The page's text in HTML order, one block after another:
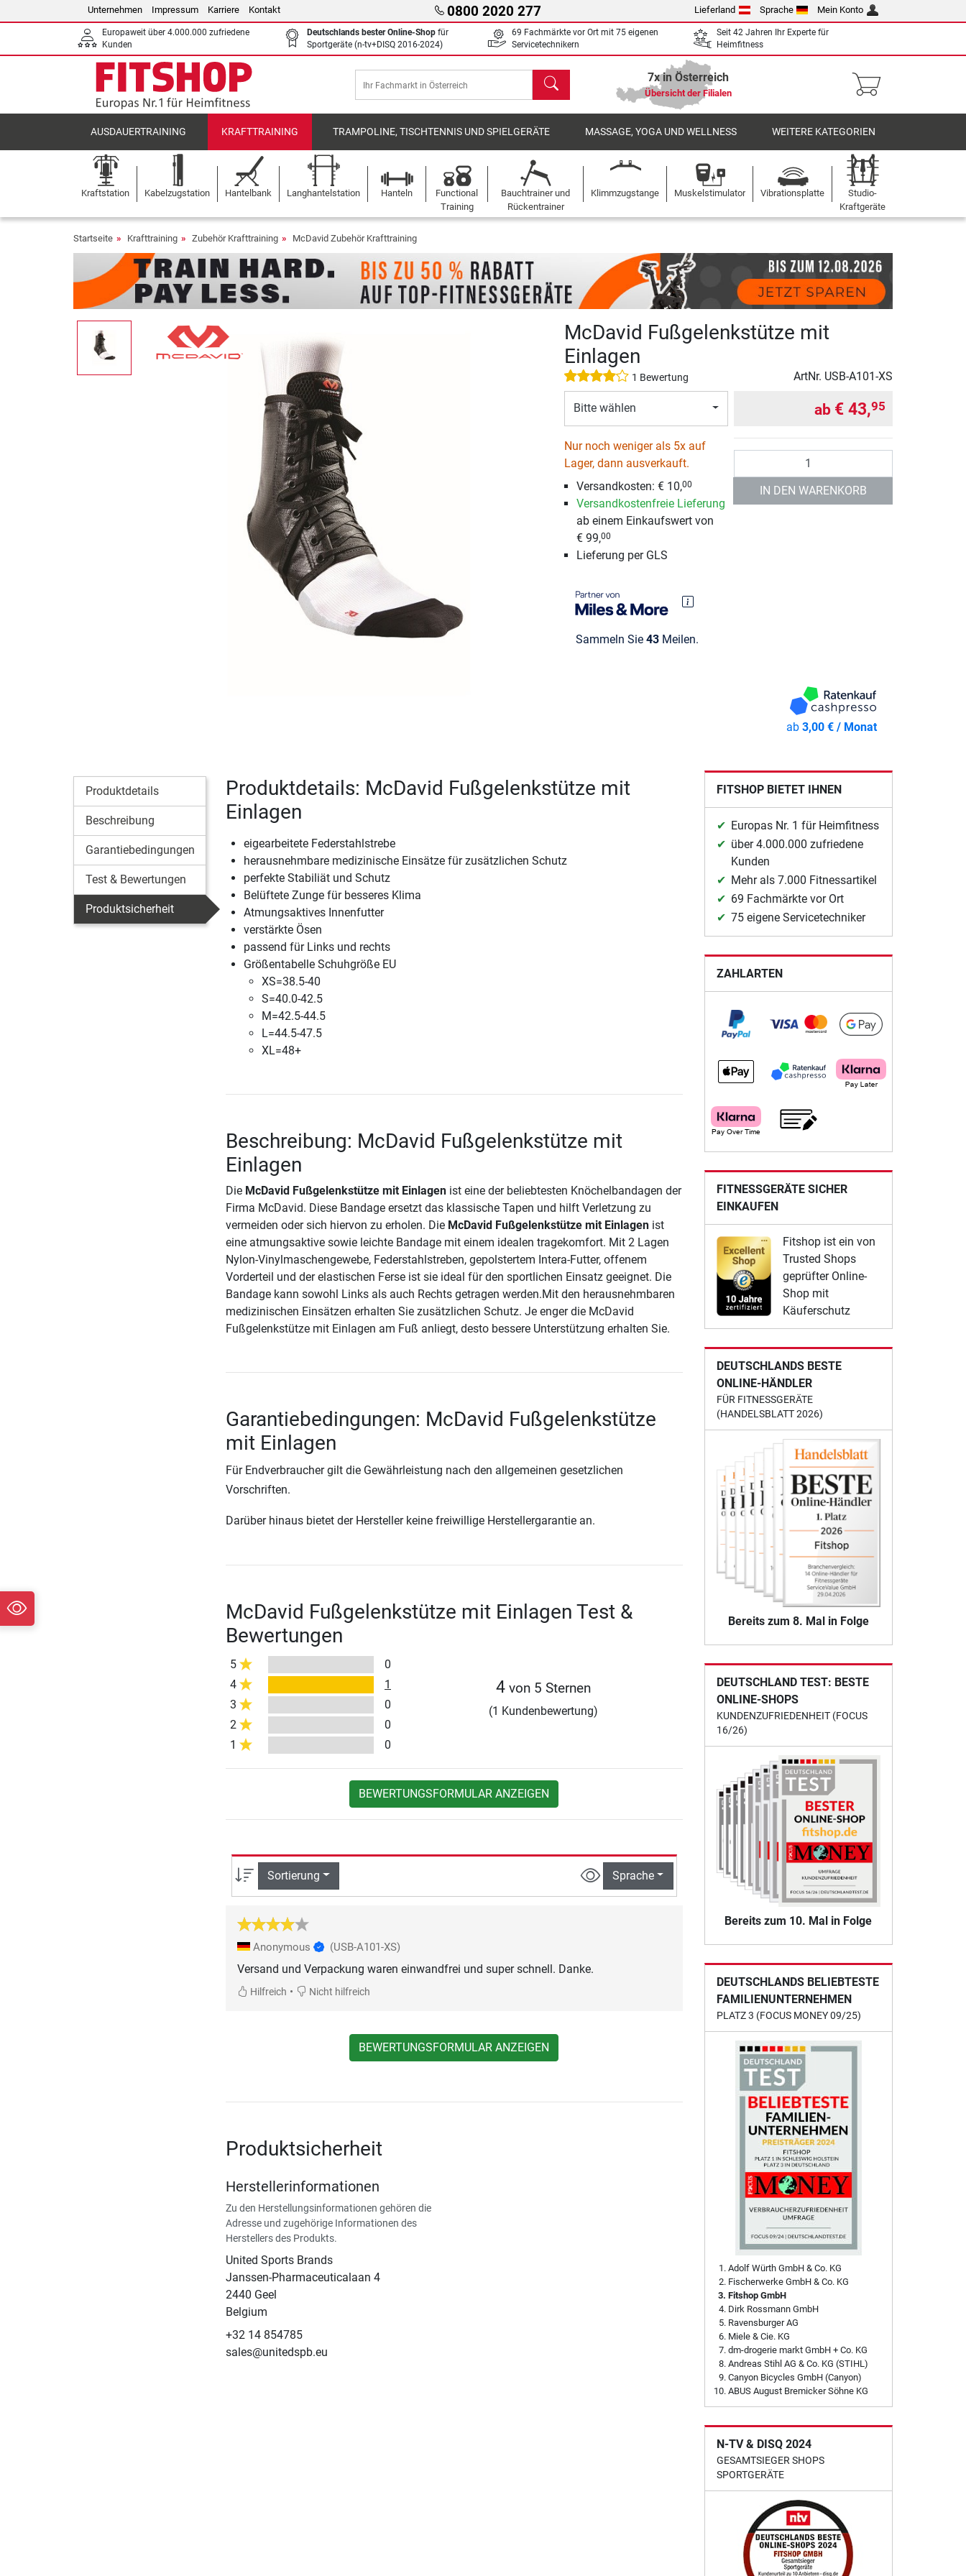
Unternehmen Impressum Karriere Kontakt 0800 2020 277 Lieferland Sprache Mein Konto
Europaweit über 4.000.000 zufriedene
Kunden
Deutschlands bester Online-Shop für
Sportgeräte (n-tv+DISQ 2016-2024)
69 Fachmärkte vor Ort mit 75 eigenen
Servicetechnikern
Seit 42 Jahren Ihr Experte für
Heimfitness
Suchen 7x in Österreich
Übersicht der Filialen
AUSDAUERTRAINING KRAFTTRAINING TRAMPOLINE, TISCHTENNIS UND SPIELGERÄTE MASSAGE, YOGA UND WELLNESS WEITERE KATEGORIEN
Kraftstation Kabelzugstation Hantelbank Langhantelstation Hanteln
Functional
Training
Bauchtrainer und
Rückentrainer
Klimmzugstange Muskelstimulator Vibrationsplatte
Studio-
Kraftgeräte
Startseite Krafttraining Zubehör Krafttraining McDavid Zubehör Krafttraining
McDavid Fußgelenkstütze mit
Einlagen
1 Bewertung ArtNr. USB-A101-XS
Bitte wählen
Nur noch weniger als 5x auf
Lager, dann ausverkauft.
Versandkosten: € 10,00
Versandkostenfreie Lieferung
ab einem Einkaufswert von
€ 99,00
Lieferung per GLS
Sammeln Sie 43Meilen.
ab € 43,95
IN DEN WARENKORB
ab3,00 € / Monat
Produktdetails
Beschreibung
Garantiebedingungen
Test & Bewertungen
Produktsicherheit
Produktdetails: McDavid Fußgelenkstütze mit
Einlagen
eigearbeitete Federstahlstrebe
herausnehmbare medizinische Einsätze für zusätzlichen Schutz
perfekte Stabiliät und Schutz
Belüftete Zunge für besseres Klima
Atmungsaktives Innenfutter
verstärkte Ösen
passend für Links und rechts
Größentabelle Schuhgröße EU
XS=38.5-40
S=40.0-42.5
M=42.5-44.5
L=44.5-47.5
XL=48+
Beschreibung: McDavid Fußgelenkstütze mit
Einlagen
Die McDavid Fußgelenkstütze mit Einlagenist eine der beliebtesten Knöchelbandagen der
Firma McDavid. Diese Bandage ersetzt das klassische Tapen und hilft Verletzung zu
vermeiden oder sich hiervon zu erholen. Die McDavid Fußgelenkstütze mit Einlagenist
eine atmungsaktive sowie leichte Bandage mit einem idealen tragekomfort. Mit 2 Lagen
Nylon-Vinylmaschengewebe, Federstahlstreben, gepolstertem Intera-Futter, offenem
Vorderteil und der elastischen Ferse ist sie ideal für den sportlichen Einsatz geeignet. Die
Bandage kann sowohl Links als auch Rechts getragen werden.Mit den herausnehmbaren
medizinischen Einsätzen erhalten Sie zusätzlichen Schutz. Je enger die McDavid
Fußgelenkstütze mit Einlagen am Fuß anliegt, desto bessere Unterstützung erhalten Sie.
Garantiebedingungen: McDavid Fußgelenkstütze
mit Einlagen
Für Endverbraucher gilt die Gewährleistung nach den allgemeinen gesetzlichen
Vorschriften.
Darüber hinaus bietet der Hersteller keine freiwillige Herstellergarantie an.
McDavid Fußgelenkstütze mit Einlagen Test &
Bewertungen
5
0
4
1
3
0
2
0
1
0
4 von 5 Sternen
(1 Kundenbewertung)
BEWERTUNGSFORMULAR ANZEIGEN
Sortierung Sprache
Anonymous (USB-A101-XS)
Versand und Verpackung waren einwandfrei und super schnell. Danke.
Hilfreich • Nicht hilfreich
BEWERTUNGSFORMULAR ANZEIGEN
Produktsicherheit
Herstellerinformationen
Zu den Herstellungsinformationen gehören die
Adresse und zugehörige Informationen des
Herstellers des Produkts.
United Sports Brands
Janssen-Pharmaceuticalaan 4
2440 Geel
Belgium
+32 14 854785
sales@unitedspb.eu
FITSHOP BIETET IHNEN
Europas Nr. 1 für Heimfitness
über 4.000.000 zufriedene
Kunden
Mehr als 7.000 Fitnessartikel
69 Fachmärkte vor Ort
75 eigene Servicetechniker
ZAHLARTEN
FITNESSGERÄTE SICHER
EINKAUFEN
Fitshop ist ein von
Trusted Shops
geprüfter Online-
Shop mit
Käuferschutz
DEUTSCHLANDS BESTE
ONLINE-HÄNDLER
FÜR FITNESSGERÄTE
(HANDELSBLATT 2026)
Bereits zum 8. Mal in Folge
DEUTSCHLAND TEST: BESTE
ONLINE-SHOPS
KUNDENZUFRIEDENHEIT (FOCUS
16/26)
Bereits zum 10. Mal in Folge
DEUTSCHLANDS BELIEBTESTE
FAMILIENUNTERNEHMEN
PLATZ 3 (FOCUS MONEY 09/25)
Adolf Würth GmbH & Co. KG
Fischerwerke GmbH & Co. KG
Fitshop GmbH
Dirk Rossmann GmbH
Ravensburger AG
Miele & Cie. KG
dm-drogerie markt GmbH + Co. KG
Andreas Stihl AG & Co. KG (STIHL)
Canyon Bicycles GmbH (Canyon)
ABUS August Bremicker Söhne KG
N-TV & DISQ 2024
GESAMTSIEGER SHOPS
SPORTGERÄTE